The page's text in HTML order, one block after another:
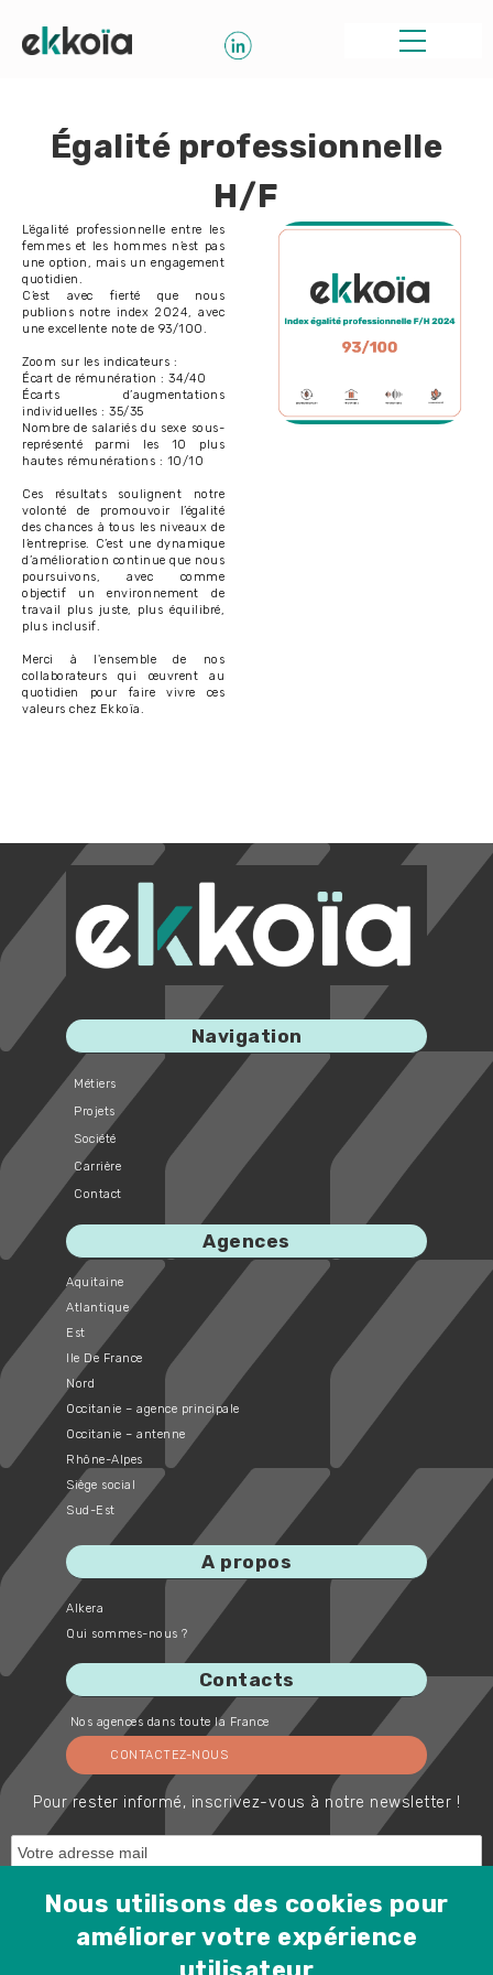
Égalité professionnelle
H/F
L’égalité professionnelle entre les
femmes et les hommes n’est pas
une option, mais un engagement
quotidien.
C’est avec fierté que nous
publions notre index 2024, avec
une excellente note de 93/100.
Zoom sur les indicateurs :
Écart de rémunération : 34/40
Écarts d’augmentations
individuelles : 35/35
Nombre de salariés du sexe sous-
représenté parmi les 10 plus
hautes rémunérations : 10/10
Ces résultats soulignent notre
volonté de promouvoir l’égalité
des chances à tous les niveaux de
l’entreprise. C’est une dynamique
d’amélioration continue que nous
poursuivons, avec comme
objectif un environnement de
travail plus juste, plus équilibré,
plus inclusif.
Merci à l'ensemble de nos
collaborateurs qui œuvrent au
quotidien pour faire vivre ces
valeurs chez Ekkoïa.
Navigation
Métiers
Projets
Société
Carrière
Contact
Agences
Aquitaine
Atlantique
Est
Ile De France
Nord
Occitanie – agence principale
Occitanie – antenne
Rhône-Alpes
Siège social
Sud-Est
A propos
Alkera
Qui sommes-nous ?
Contacts
Nos agences dans toute la France
CONTACTEZ-NOUS
Pour rester informé, inscrivez-vous à notre newsletter !
Nous utilisons des cookies pour
améliorer votre expérience